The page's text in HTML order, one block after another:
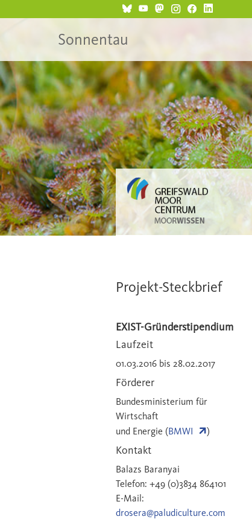
Sonnentau
Projekt-Steckbrief
EXIST-Gründerstipendium
Laufzeit
01.03.2016 bis 28.02.2017
Förderer
Bundesministerium für
Wirtschaft
und Energie (BMWI )
Kontakt
Balazs Baranyai
Telefon: +49 (0)3834 864101
E-Mail:
drosera@paludiculture.com